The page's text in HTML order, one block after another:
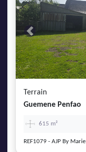
Previous
Terrain
Guemene Penfao
615 m²
REF1079 - AJP By Marie